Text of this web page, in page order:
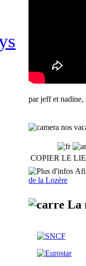
par jeff et
nos
COPIER LE
de la Lozère
La